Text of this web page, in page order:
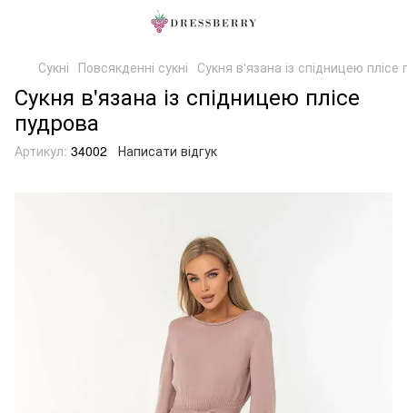
Сукні Повсякденні сукні Сукня в'язана із спідницею плісе
Сукня в'язана із спідницею плісе
пудрова
Артикул: 34002 Написати відгук